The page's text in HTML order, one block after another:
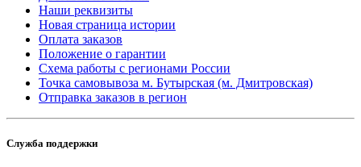
Наши реквизиты
Новая страница истории
Оплата заказов
Положение о гарантии
Схема работы с регионами России
Точка самовывоза м. Бутырская (м. Дмитровская)
Отправка заказов в регион
Служба поддержки